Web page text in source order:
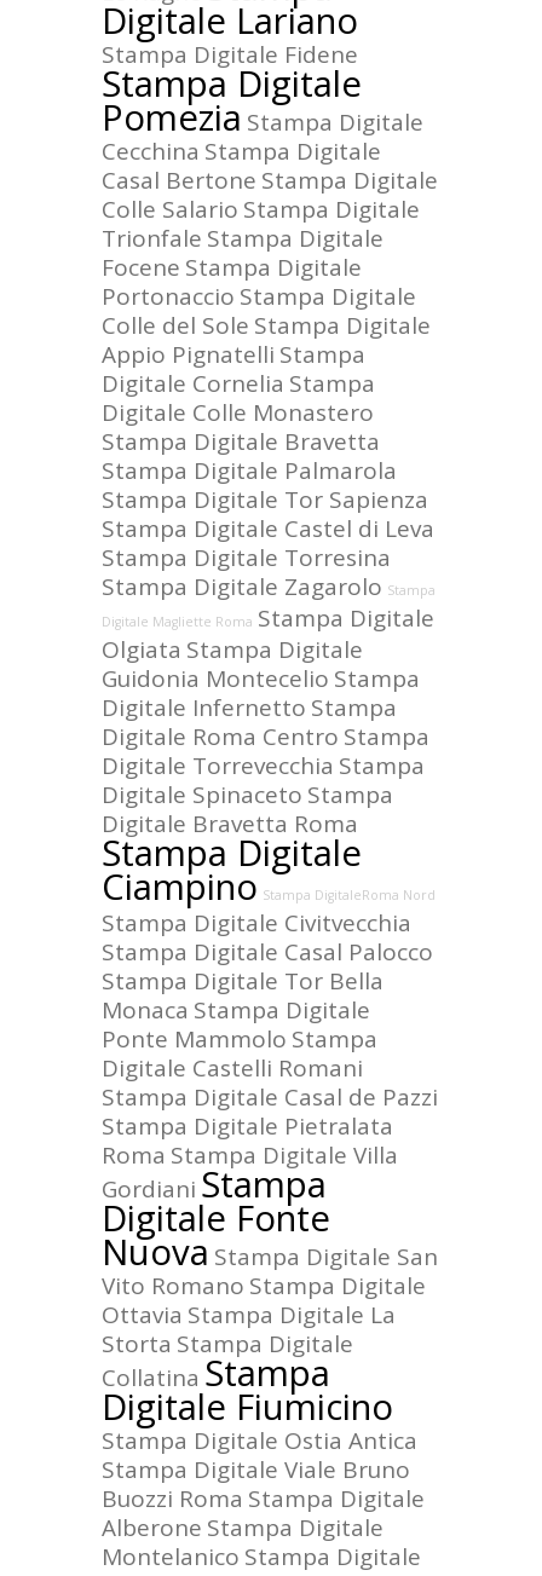
Digitale Lariano
Stampa Digitale Fidene
Stampa Digitale
Pomezia Stampa Digitale
Cecchina Stampa Digitale
Casal Bertone Stampa Digitale
Colle Salario Stampa Digitale
Trionfale Stampa Digitale
Focene Stampa Digitale
Portonaccio Stampa Digitale
Colle del Sole Stampa Digitale
Appio Pignatelli Stampa
Digitale Cornelia Stampa
Digitale Colle Monastero
Stampa Digitale Bravetta
Stampa Digitale Palmarola
Stampa Digitale Tor Sapienza
Stampa Digitale Castel di Leva
Stampa Digitale Torresina
Stampa Digitale Zagarolo Stampa
Digitale Magliette Roma Stampa Digitale
Olgiata Stampa Digitale
Guidonia Montecelio Stampa
Digitale Infernetto Stampa
Digitale Roma Centro Stampa
Digitale Torrevecchia Stampa
Digitale Spinaceto Stampa
Digitale Bravetta Roma
Stampa Digitale
Ciampino Stampa DigitaleRoma Nord
Stampa Digitale Civitvecchia
Stampa Digitale Casal Palocco
Stampa Digitale Tor Bella
Monaca Stampa Digitale
Ponte Mammolo Stampa
Digitale Castelli Romani
Stampa Digitale Casal de Pazzi
Stampa Digitale Pietralata
Roma Stampa Digitale Villa
Gordiani Stampa
Digitale Fonte
Nuova Stampa Digitale San
Vito Romano Stampa Digitale
Ottavia Stampa Digitale La
Storta Stampa Digitale
Collatina Stampa
Digitale Fiumicino
Stampa Digitale Ostia Antica
Stampa Digitale Viale Bruno
Buozzi Roma Stampa Digitale
Alberone Stampa Digitale
Montelanico Stampa Digitale